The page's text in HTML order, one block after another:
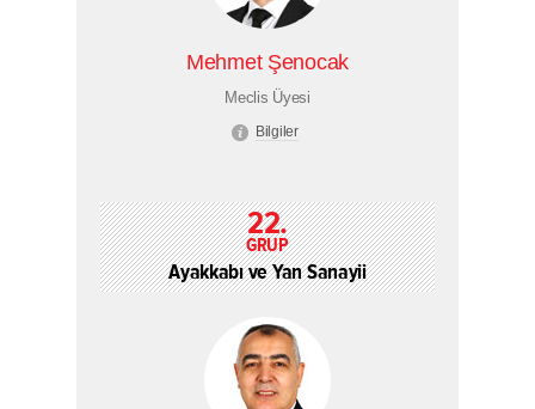
Mehmet Şenocak
Meclis Üyesi
Bilgiler
22.
GRUP
Ayakkabı ve Yan Sanayii